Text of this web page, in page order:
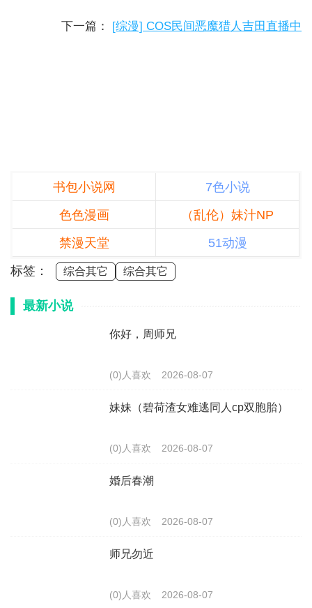
下一篇： [综漫] COS民间恶魔猎人吉田直播中
书包小说网
7色小说
色色漫画
（乱伦）妹汁NP
禁漫天堂
51动漫
标签：
综合其它 综合其它
最新小说
你好，周师兄
(0)人喜欢 2026-08-07
妹妹（碧荷渣女难逃同人cp双胞胎）
(0)人喜欢 2026-08-07
婚后春潮
(0)人喜欢 2026-08-07
师兄勿近
(0)人喜欢 2026-08-07